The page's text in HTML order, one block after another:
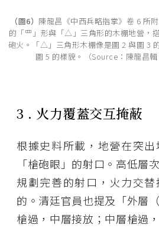
（圖6） 陳龍昌《中西兵略指掌》卷 6 所
的「罒」形與「△」三角形的木棚地營，
砲火。「△」三角形木棚像是圖 2 與圖 3
圖 5 的樣貌。（Source：陳龍昌輯
3 . 火力覆蓋交互掩蔽
根據史料所載，地營在突
「槍砲眼」的射口。高低層
規劃完善的射口，火力交
的。清廷官員也提及「外層
槍過，中層接放；中層槍過